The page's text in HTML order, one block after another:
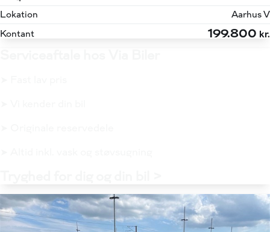
Lokation
Aarhus V
Kontant
199.800 kr.